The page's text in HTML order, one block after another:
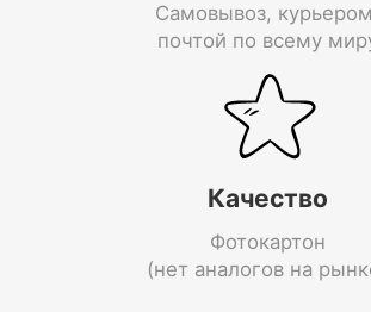
Самовывоз,
почтой по всему
Качество
Фотокартон
(нет аналогов на